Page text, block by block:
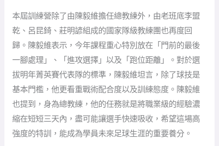
本屆訓練營除了由陳毅維擔任總教練外，由老班底李盟
乾、呂昆錡、莊明諺組成的國家隊級教練團也再度回
歸。陳毅維表示，今年課程重心特別放在「門前的最後
一腳處理」、「進攻選擇」以及「跑位距離」。對於選
拔明年菁英賽代表隊的標準，陳毅維坦言，除了球技是
基本門檻，他更看重戰術配合度以及訓練態度。陳毅維
也提到，身為總教練，他的任務就是將職業級的經驗濃
縮在短短三天內，盡可能讓選手快速吸收，希望這場高
強度的特訓，能成為學員未來足球生涯的重要養分。